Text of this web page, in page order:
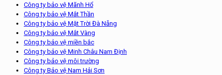
Công ty bảo vệ Mãnh Hổ
Công ty bảo vệ Mắt Thần
Công ty bảo vệ Mặt Trời Đà Nẵng
Công ty bảo vệ Mắt Vàng
Công ty bảo vệ miền bắc
Công ty bảo vệ Minh Châu Nam Định
Công ty bảo vệ môi trường
Công ty Bảo vệ Nam Hải Sơn